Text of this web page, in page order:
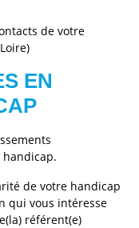
de votre
de votre handicap
qui vous intéresse
référent(e)